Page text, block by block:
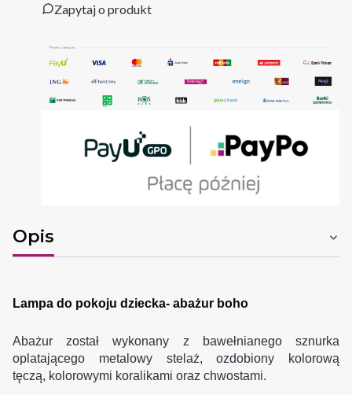
Zapytaj o produkt
Opis
Lampa do pokoju dziecka- abażur boho
Abażur został wykonany z bawełnianego sznurka
oplatającego metalowy stelaż, ozdobiony kolorową
tęczą, kolorowymi koralikami oraz chwostami.